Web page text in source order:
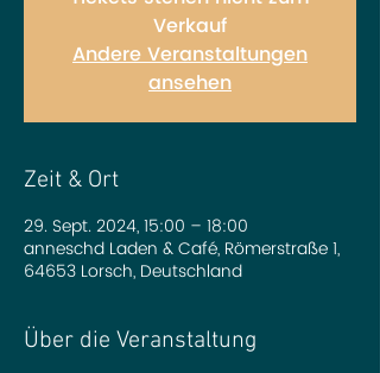
Verkauf
Andere Veranstaltungen
ansehen
Zeit & Ort
29. Sept. 2024, 15:00 – 18:00
anneschd Laden & Café, Römerstraße 1,
64653 Lorsch, Deutschland
Über die Veranstaltung